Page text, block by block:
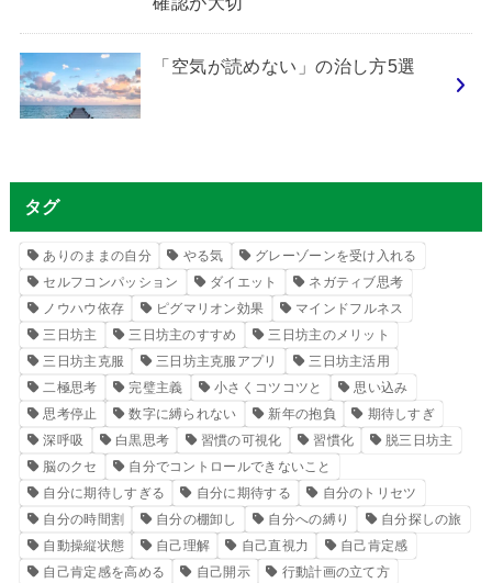
「空気が読めない」の治し方5選
タグ
ありのままの自分 やる気
グレーゾーンを受け入れる
セルフコンパッション
ダイエット
ネガティブ思考
ノウハウ依存
ピグマリオン効果
マインドフルネス
三日坊主
三日坊主のすすめ
三日坊主のメリット
三日坊主克服
三日坊主克服アプリ
三日坊主活用
二極思考
完璧主義 小さくコツコツと
思い込み
思考停止
数字に縛られない 新年の抱負
期待しすぎ
深呼吸
白黒思考 習慣の可視化 習慣化
脱三日坊主
脳のクセ
自分でコントロールできないこと
自分に期待しすぎる
自分に期待する
自分のトリセツ
自分の時間割
自分の棚卸し 自分への縛り
自分探しの旅
自動操縦状態
自己理解 自己直視力
自己肯定感
自己肯定感を高める
自己開示 行動計画の立て方